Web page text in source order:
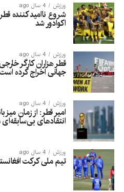
ورزش 4 سال ago
شروع ناامید کننده
اکوادور شد
ورزش 4 سال ago
قطر هزاران کارگر
جهانی اخراج کرده است
ورزش 4 سال ago
امیر قطر: از زمان
انتقادهای
ورزش 4 سال ago
تیم ملی کرکت